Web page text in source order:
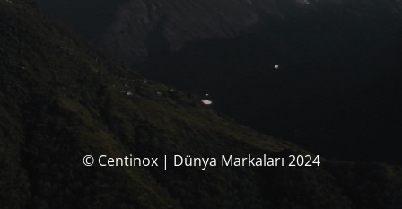
© Centinox | Dünya Markaları 2024